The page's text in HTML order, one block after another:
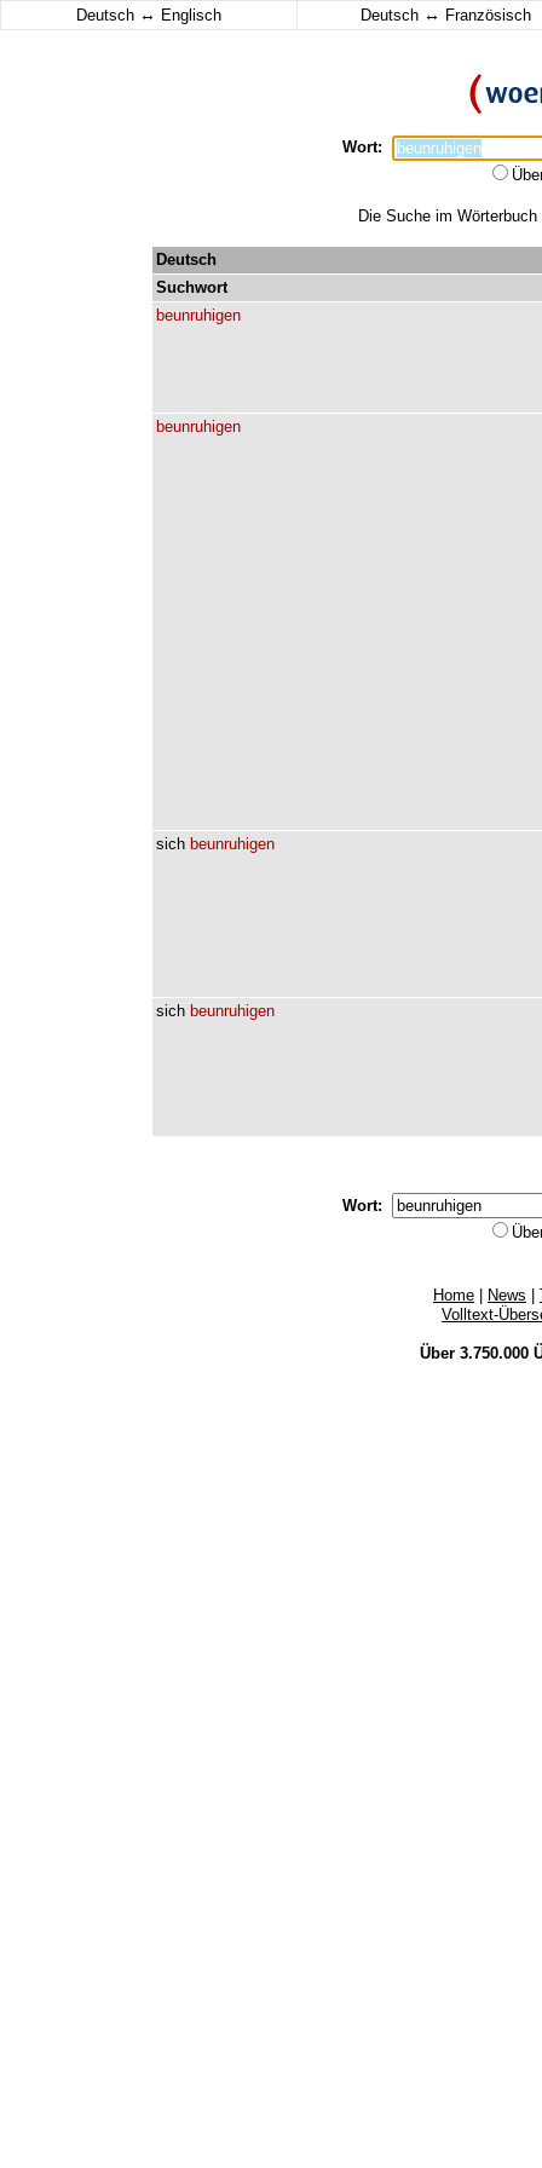
Deutsch ↔ Englisch Deutsch ↔ Französisch
Wort:
Die Suche im
Deutsch
Suchwort
beunruhigen
beunruhigen
sich beunruhigen
sich beunruhigen
Wort:
Home News
Volltext-
Über 3.750.000